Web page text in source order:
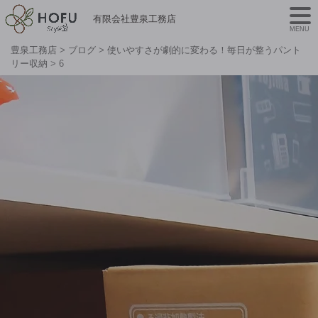
有限会社豊泉工務店
豊泉工務店 > ブログ > 使いやすさが劇的に変わる！毎日が整うパント
リー収納 > 6
MENU